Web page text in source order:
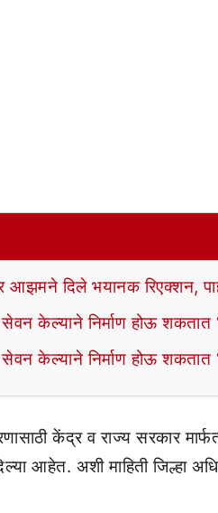
दिले भयानक रिएक्शन,
केल्याने निर्माण होऊ शकतात
केल्याने निर्माण होऊ शकतात
केंद्र व राज्य सरकार
आहेत. अशी माहिती जिल्हा